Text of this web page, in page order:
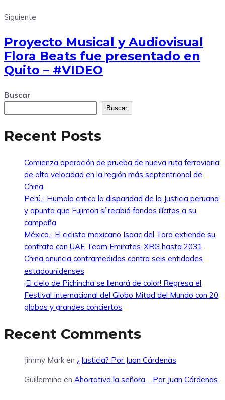
Siguiente
Proyecto Musical y Audiovisual
Flora Beats fue presentado en
Quito – #VIDEO
Buscar
Buscar
Recent Posts
Comienza operación de prueba de nueva ruta ferroviaria
de alta velocidad en la región más septentrional de
China
Perú.- Humala critica la disparidad de la Justicia peruana
y apunta que Fujimori sí recibió fondos ilícitos a su
campaña
México.- El ciclista mexicano Isaac del Toro extiende su
contrato con UAE Team Emirates-XRG hasta 2031
China anuncia contramedidas contra seis entidades
estadounidenses
¡El cielo de Pichincha se llenará de color! Regresa el
Festival Internacional del Globo Mitad del Mundo con 20
globos y grandes conciertos
Recent Comments
Jimmy Mark en ¿Justicia? Por Juan Cárdenas
Guillermina en Ahorrativa la señora… Por Juan Cárdenas